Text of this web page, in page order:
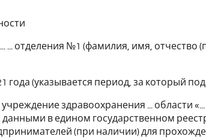
... отделения №1 (фамилия, имя, отчество
года (указывается период, за который
здравоохранения ... области
данными в едином государственном
(при наличии) для